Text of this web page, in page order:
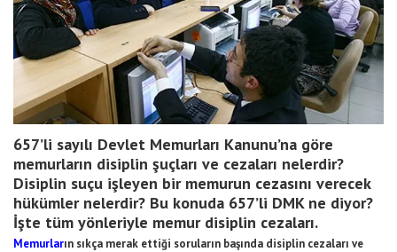
657’li sayılı Devlet Memurları Kanunu’na göre
memurların disiplin şuçları ve cezaları nelerdir?
Disiplin suçu işleyen bir memurun cezasını verecek
hükümler nelerdir? Bu konuda 657’li DMK ne diyor?
İşte tüm yönleriyle memur disiplin cezaları.
Memurların sıkça merak ettiği soruların başında disiplin cezaları ve